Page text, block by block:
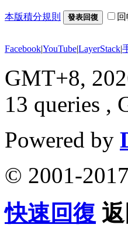
本版積分規則 發表回復
Facebook|YouTube|LayerStack|
GMT+8,
13 queries ,
Powered by
© 2001-2017
快速回復